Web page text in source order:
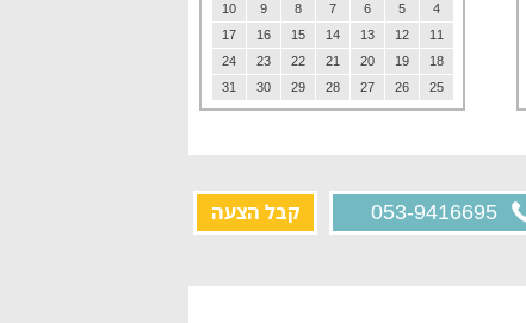
4
5
6
7
8
9
10
11
12
13
14
15
16
17
18
19
20
21
22
23
24
25
26
27
28
29
30
31
קבל הצעה